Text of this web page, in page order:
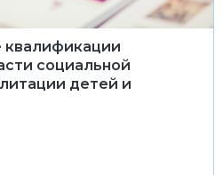
квалификации
социальной
детей и